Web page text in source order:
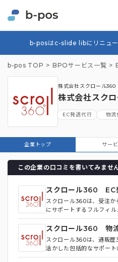
b-posはc-slide libにリニュー
b-pos TOP BPOサービス一覧
株式会社スクロール360
株式会社スク
EC発送代行 物流
企業トップ サー
この企業の口コミを書いてみませ
スクロール360 EC
スクロール360は、受注か
にサポートするフルフィ
供しており、EC物流業務
が大きな特徴です。 特に
を掲げており、単なる物
客体験の向上を目指したサ
り、事業者と顧客の関係性
スクロール360 物
スクロール360は、通販歴
活かした包括的なサポー
強みは、物流代行だけで